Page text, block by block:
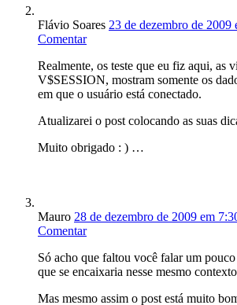
Flávio Soares 23 de dezembro de 2009
Comentar
Realmente, os teste que eu fiz aqui, as
V$SESSION, mostram somente os
em que o usuário está conectado.
Atualizarei o post colocando as suas
Muito obrigado : ) …
Mauro 28 de dezembro de 2009 em
Comentar
Só acho que faltou você falar um
que se encaixaria nesse mesmo
Mas mesmo assim o post está muito